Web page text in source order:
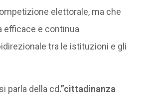
elettorale, ma che
efficace e continua
tra le istituzioni e gli
parla della cd.”cittadinanza